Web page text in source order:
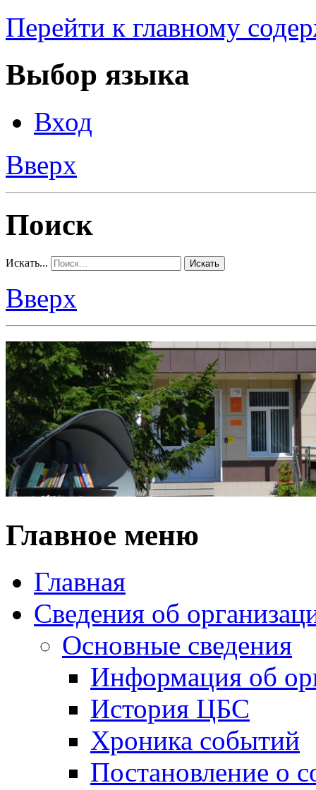
Перейти к главному
Выбор языка
Вход
Вверх
Поиск
Искать... Искать
Вверх
Главное меню
Главная
Сведения об
Основные сведения
Информация об
История ЦБС
Хроника событий
Постановление о